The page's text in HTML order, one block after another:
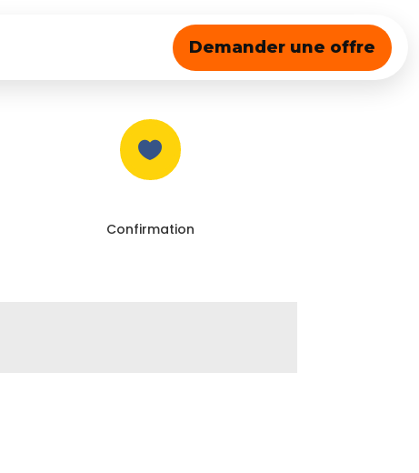
Demander une offre

Confirmation